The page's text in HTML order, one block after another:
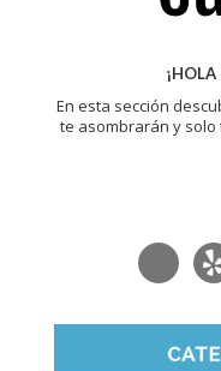
En esta sección
te asombrarán y solo